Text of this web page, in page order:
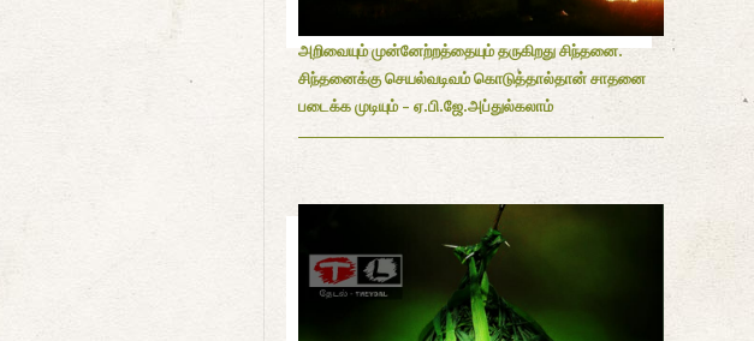
அறிவையும் முன்னேற்றத்தையும் தருகிறது சிந்தனை.
சிந்தனைக்கு செயல்வடிவம் கொடுத்தால்தான் சாதனை
படைக்க முடியும் - ஏ.பி.ஜே.அப்துல்கலாம்